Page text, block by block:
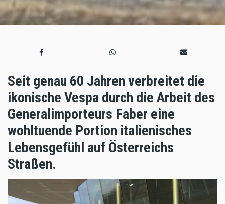
Seit genau 60 Jahren verbreitet die
ikonische Vespa durch die Arbeit des
Generalimporteurs Faber eine
wohltuende Portion italienisches
Lebensgefühl auf Österreichs
Straßen.